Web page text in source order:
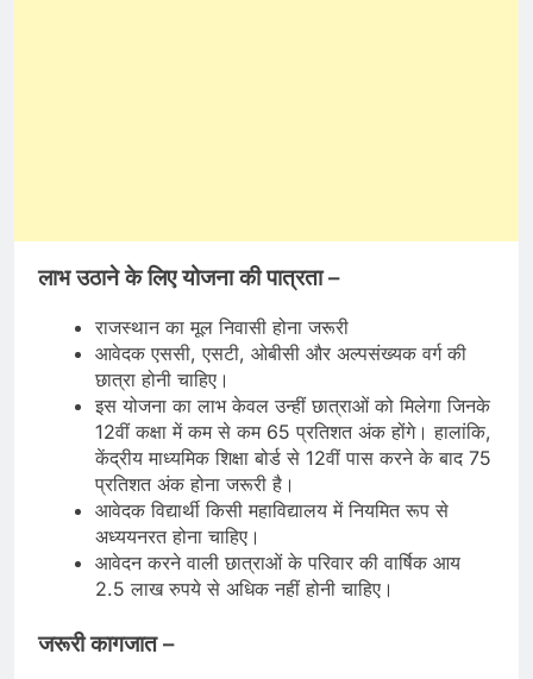
लाभ उठाने के लिए योजना की पात्रता –
राजस्थान का मूल निवासी होना जरूरी
आवेदक एससी, एसटी, ओबीसी और अल्पसंख्यक वर्ग की
छात्रा होनी चाहिए।
इस योजना का लाभ केवल उन्हीं छात्राओं को मिलेगा जिनके
12वीं कक्षा में कम से कम 65 प्रतिशत अंक होंगे। हालांकि,
केंद्रीय माध्यमिक शिक्षा बोर्ड से 12वीं पास करने के बाद 75
प्रतिशत अंक होना जरूरी है।
आवेदक विद्यार्थी किसी महाविद्यालय में नियमित रूप से
अध्ययनरत होना चाहिए।
आवेदन करने वाली छात्राओं के परिवार की वार्षिक आय
2.5 लाख रुपये से अधिक नहीं होनी चाहिए।
जरूरी कागजात –